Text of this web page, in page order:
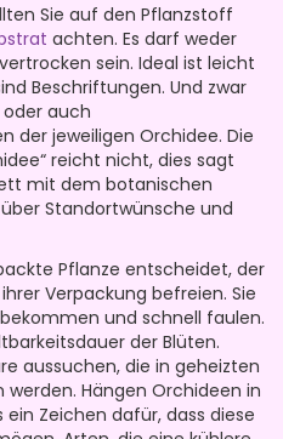
Sie auf den Pflanzstoff
achten. Es darf weder
sein. Ideal ist leicht
Beschriftungen. Und zwar
auch
der jeweiligen Orchidee. Die
reicht nicht, dies sagt
mit dem botanischen
Standortwünsche und
Pflanze entscheidet, der
Verpackung befreien. Sie
und schnell faulen.
der Blüten.
aussuchen, die in geheizten
Hängen Orchideen in
Zeichen dafür, dass diese